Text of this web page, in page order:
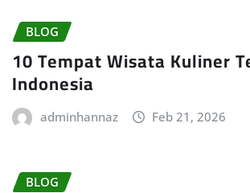
BLOG
10 Tempat Wisata Kuliner
Indonesia
adminhannaz Feb 21, 2026
BLOG